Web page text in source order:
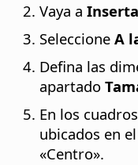
Vaya a
Seleccione A
Defina las
apartado
En los cuadros
ubicados en
«Centro».